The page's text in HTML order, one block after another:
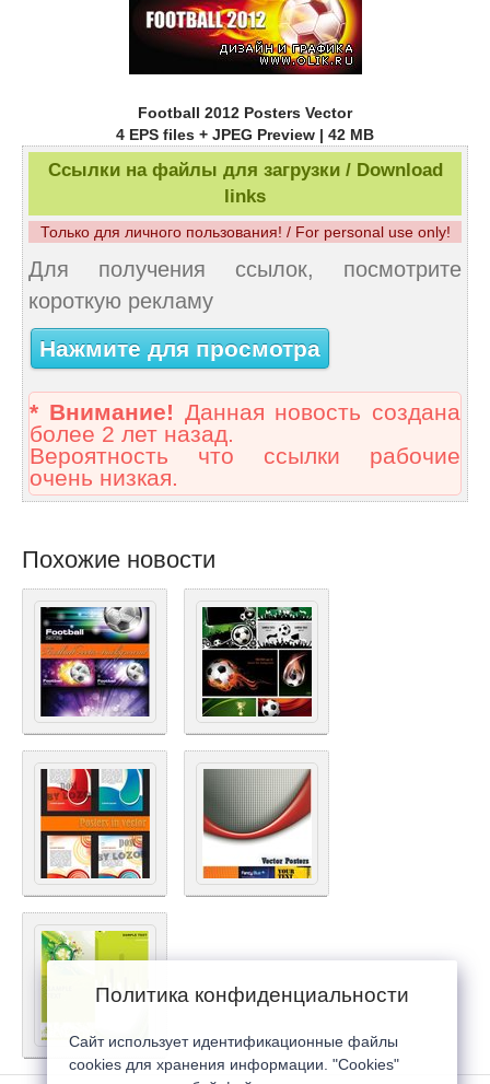
Football 2012 Posters Vector
4 EPS files + JPEG Preview | 42 MB
Ссылки на файлы для загрузки / Download
links
Только для личного пользования! / For personal use only!
Для получения ссылок, посмотрите
короткую рекламу
Нажмите для просмотра
* Внимание! Данная новость создана
более 2 лет назад.
Вероятность что ссылки рабочие
очень низкая.
Похожие новости
Политика конфиденциальности
Сайт использует идентификационные файлы
cookies для хранения информации. "Cookies"